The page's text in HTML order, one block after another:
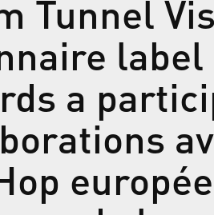
Tunnel
a